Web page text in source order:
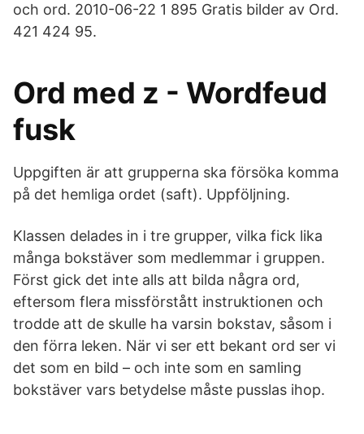
och ord. 2010-06-22 1 895 Gratis bilder av Ord.
421 424 95.
Ord med z - Wordfeud
fusk
Uppgiften är att grupperna ska försöka komma
på det hemliga ordet (saft). Uppföljning.
Klassen delades in i tre grupper, vilka fick lika
många bokstäver som medlemmar i gruppen.
Först gick det inte alls att bilda några ord,
eftersom flera missförstått instruktionen och
trodde att de skulle ha varsin bokstav, såsom i
den förra leken. När vi ser ett bekant ord ser vi
det som en bild – och inte som en samling
bokstäver vars betydelse måste pusslas ihop.